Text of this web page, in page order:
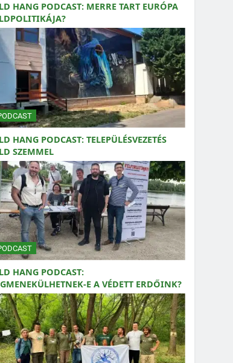
HANG PODCAST: MERRE TART EURÓPA
HANG PODCAST: TELEPÜLÉSVEZETÉS
SZEMMEL
HANG PODCAST:
E A VÉDETT ERDŐINK?